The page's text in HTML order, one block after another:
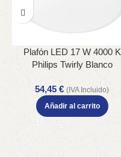
Plafón LED 17 W 4000 K
Philips Twirly Blanco
54,45 € (IVA Incluido)
Añadir al carrito